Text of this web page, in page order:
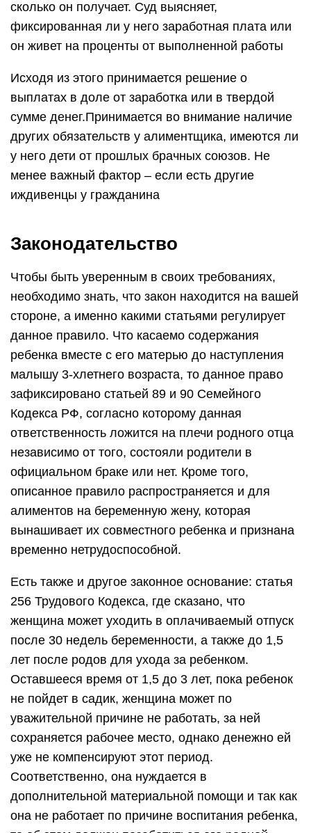
сколько он получает. Суд выясняет,
фиксированная ли у него заработная плата или
он живет на проценты от выполненной работы
Исходя из этого принимается решение о
выплатах в доле от заработка или в твердой
сумме денег.Принимается во внимание наличие
других обязательств у алиментщика, имеются ли
у него дети от прошлых брачных союзов. Не
менее важный фактор – если есть другие
иждивенцы у гражданина
Законодательство
Чтобы быть уверенным в своих требованиях,
необходимо знать, что закон находится на вашей
стороне, а именно какими статьями регулирует
данное правило. Что касаемо содержания
ребенка вместе с его матерью до наступления
малышу 3-хлетнего возраста, то данное право
зафиксировано статьей 89 и 90 Семейного
Кодекса РФ, согласно которому данная
ответственность ложится на плечи родного отца
независимо от того, состояли родители в
официальном браке или нет. Кроме того,
описанное правило распространяется и для
алиментов на беременную жену, которая
вынашивает их совместного ребенка и признана
временно нетрудоспособной.
Есть также и другое законное основание: статья
256 Трудового Кодекса, где сказано, что
женщина может уходить в оплачиваемый отпуск
после 30 недель беременности, а также до 1,5
лет после родов для ухода за ребенком.
Оставшееся время от 1,5 до 3 лет, пока ребенок
не пойдет в садик, женщина может по
уважительной причине не работать, за ней
сохраняется рабочее место, однако денежно ей
уже не компенсируют этот период.
Соответственно, она нуждается в
дополнительной материальной помощи и так как
она не работает по причине воспитания ребенка,